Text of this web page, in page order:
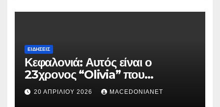
ΕΙΔΉΣΕΙΣ
Κεφαλονιά: Αυτός είναι ο
23χρονος “Olivia” που
κατηγορείται για τον θάνατο της
Μυρτούς
20 ΑΠΡΙΛΊΟΥ 2026 MACEDONIANET